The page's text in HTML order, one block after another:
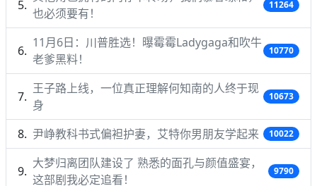
也必须要有！
11264
11月6日：川普胜选！曝霉霉Ladygaga和吹牛
老爹黑料！
10770
王子路上线，一位真正理解何知南的人终于现
身
10673
尹峥教科书式偏袒护妻，艾特你男朋友学起来 10022
大梦归离团队建设了 熟悉的面孔与颜值盛宴，
这部剧我必定追看！
9790